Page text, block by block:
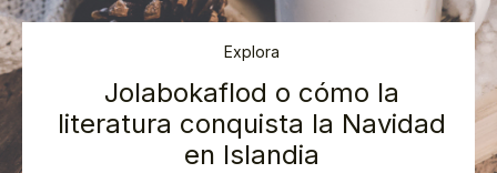
Explora
Jolabokaflod o cómo la
literatura conquista la Navidad
en Islandia